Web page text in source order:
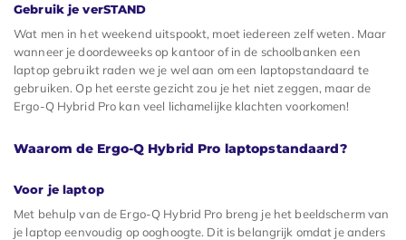
Gebruik je verSTAND
Wat men in het weekend uitspookt, moet iedereen zelf weten. Maar
wanneer je doordeweeks op kantoor of in de schoolbanken een
laptop gebruikt raden we je wel aan om een laptopstandaard te
gebruiken. Op het eerste gezicht zou je het niet zeggen, maar de
Ergo-Q Hybrid Pro kan veel lichamelijke klachten voorkomen!
Waarom de Ergo-Q Hybrid Pro laptopstandaard?
Voor je laptop
Met behulp van de Ergo-Q Hybrid Pro breng je het beeldscherm van
je laptop eenvoudig op ooghoogte. Dit is belangrijk omdat je anders